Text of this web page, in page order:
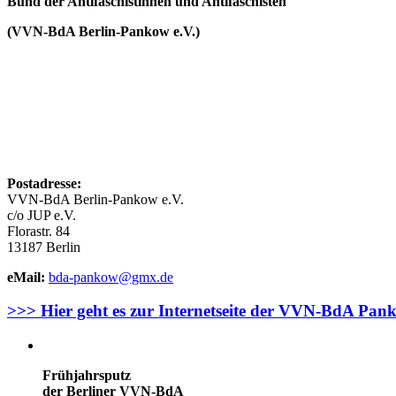
(VVN-BdA Berlin-Pankow e.V.)
Postadresse:
VVN-BdA Berlin-Pankow e.V.
c/o JUP e.V.
Florastr. 84
13187 Berlin
eMail: bda-pankow@gmx.de
>>> Hier geht es zur Internetseite der VVN-BdA
Frühjahrsputz
der Berliner VVN-BdA